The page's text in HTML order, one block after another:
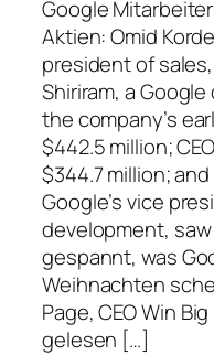
Google
Aktien: Omid
president of
Shiriram, a
the company’s
$442.5 million;
$344.7 million;
Google’s vice
development, saw
gespannt, was
Weihnachten
Page, CEO Win
gelesen […]